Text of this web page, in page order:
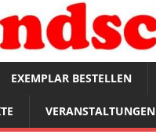
EXEMPLAR BESTELLEN
VERANSTALTUNGEN